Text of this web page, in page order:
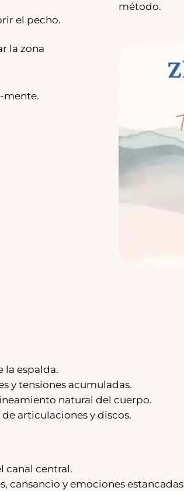
el pecho.
la zona
mente.
método.
la espalda.
y tensiones acumuladas.
natural del cuerpo.
articulaciones y discos.
canal central.
cansancio y emociones